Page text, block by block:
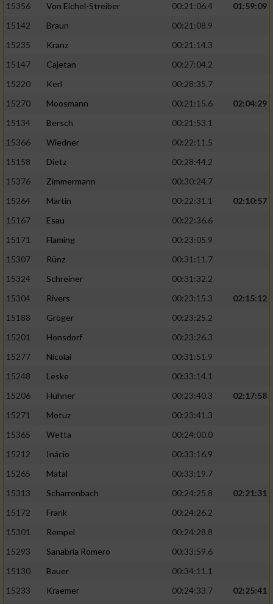
15356
Von Eichel-Streiber 00:21:06.4
01:59:09
15142
Braun
00:21:08.9
15235
Kranz
00:21:14.3
15147
Cajetan
00:27:04.2
15220
Kerl
00:28:35.7
15270
Moosmann 00:21:15.6
02:04:29
15134
Bersch
00:21:53.1
15366
Wiedner
00:22:11.5
15158
Dietz
00:28:44.2
15376
Zimmermann
00:30:24.7
15264
Martin 00:22:31.1
02:10:57
15167
Esau
00:22:36.6
15171
Flaming
00:23:05.9
15307
Rünz
00:31:11.7
15324
Schreiner
00:31:32.2
15304
Rivers 00:23:15.3
02:15:12
15188
Gröger
00:23:25.2
15201
Honsdorf
00:23:26.3
15277
Nicolai
00:31:51.9
15248
Leske
00:33:14.1
15206
Hühner 00:23:40.3
02:17:58
15271
Motuz
00:23:41.3
15365
Wetta
00:24:00.0
15212
Inácio
00:33:16.9
15265
Matal
00:33:19.7
15313
Scharrenbach 00:24:25.8
02:21:31
15172
Frank
00:24:26.2
15301
Rempel
00:24:28.8
15293
Sanabria Romero
00:33:59.6
15130
Bauer
00:34:11.1
15233
Kraemer 00:24:33.7
02:25:41